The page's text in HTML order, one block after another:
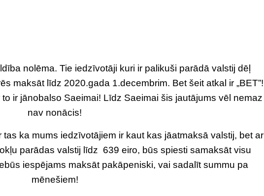
nolēma. Tie iedzīvotāji kuri ir palikuši parādā valstij dēļ
maksāt līdz 2020.gada 1.decembrim. Bet šeit atkal ir „BET”!
ir jānobalso Saeimai! Līdz Saeimai šis jautājums vēl nemaz
nav nonācis!
ka mums iedzīvotājiem ir kaut kas jāatmaksā valstij, bet ar
parādas valstij līdz 639 eiro, būs spiesti samaksāt visu
iespējams maksāt pakāpeniski, vai sadalīt summu pa
mēnešiem!